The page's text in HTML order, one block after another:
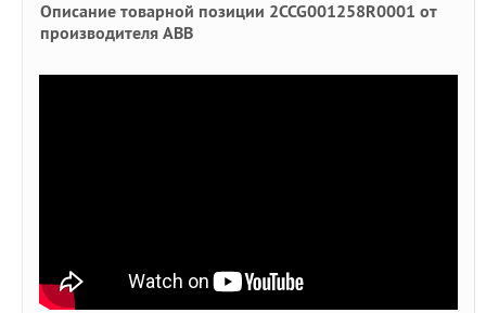
Описание товарной позиции 2CCG001258R0001 от
производителя ABB